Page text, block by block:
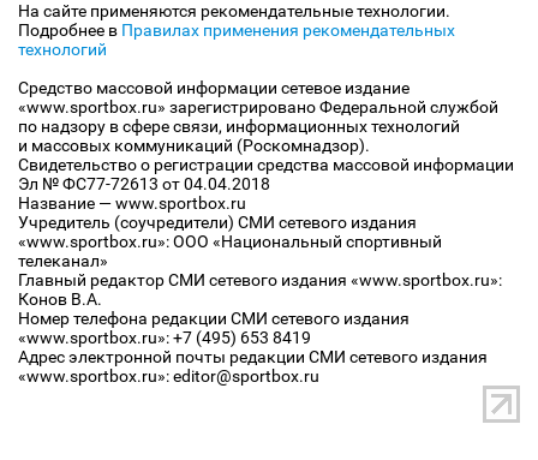
На сайте применяются рекомендательные технологии.
Подробнее в Правилах применения рекомендательных
технологий
Средство массовой информации сетевое издание
«www.sportbox.ru» зарегистрировано Федеральной службой
по надзору в сфере связи, информационных технологий
и массовых коммуникаций (Роскомнадзор).
Свидетельство о регистрации средства массовой информации
Эл № ФС77-72613 от 04.04.2018
Название — www.sportbox.ru
Учредитель (соучредители) СМИ сетевого издания
«www.sportbox.ru»: ООО «Национальный спортивный
телеканал»
Главный редактор СМИ сетевого издания «www.sportbox.ru»:
Конов В.А.
Номер телефона редакции СМИ сетевого издания
«www.sportbox.ru»: +7 (495) 653 8419
Адрес электронной почты редакции СМИ сетевого издания
«www.sportbox.ru»: editor@sportbox.ru